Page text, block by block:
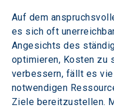
Auf dem
es sich oft
Angesichts des
optimieren, Kosten zu
verbessern, fällt es
notwendigen
Ziele bereitzustellen.